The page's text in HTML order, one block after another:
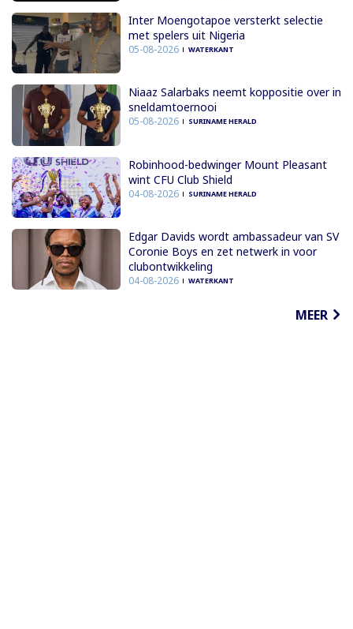
Inter Moengotapoe versterkt selectie
met spelers uit Nigeria
05-08-2026 WATERKANT
Niaaz Salarbaks neemt koppositie over in
sneldamtoernooi
05-08-2026 SURINAME HERALD
Robinhood-bedwinger Mount Pleasant
wint CFU Club Shield
04-08-2026 SURINAME HERALD
Edgar Davids wordt ambassadeur van SV
Coronie Boys en zet netwerk in voor
clubontwikkeling
04-08-2026 WATERKANT
MEER